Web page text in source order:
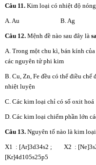
Câu 11. Kim loại có nhiệt độ
A. Au B. Ag
Câu 12. Mệnh đề nào sau đây là
A. Trong một chu kì, bán kính
các nguyên tử phi kim
B. Cu, Zn, Fe đều có thể điều
nhiệt luyện
C. Các kim loại chỉ có số oxit hoá
D. Các kim loại chiếm phần lớn
Câu 13. Nguyên tố nào là kim
X1 : [Ar]3d34s2 ; X2 :
[Kr]4d105s25p5